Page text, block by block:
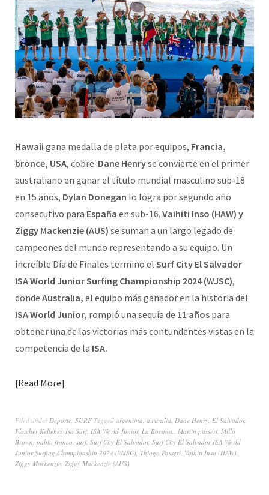
Hawaii gana medalla de plata por equipos, Francia,
bronce, USA, cobre. Dane Henryse convierte en el primer
australiano en ganar el título mundial masculino sub-18
en 15 años, Dylan Donegan lo logra por segundo año
consecutivo para España en sub-16. Vaihiti Inso (HAW) y
Ziggy Mackenzie (AUS) se suman a un largo legado de
campeones del mundo representando a su equipo. Un
increíble Día de Finales termino el Surf City El Salvador
ISA World Junior Surfing Championship 2024 (WJSC),
donde Australia, el equipo más ganador en la historia del
ISA World Junior, rompió una sequía de 11 años para
obtener una de las victorias más contundentes vistas en la
competencia de la ISA.
Read More
Filed under Deporte SURF Tagged argentina australia Dane Henry El Salvador,
Fletcher Kelleher, Isa Surf, ISA World Junior, La Bocana. Martin passeri Milla
Brown pablo franco surf, Surf City El Salvador, Surf City El Salvador ISA World
Junior Surfing Championship 2024 (WJSC) Thiago Passeri Vaihiti Inso (HAW)
Ziggy Mackenzie Ziggy Mackenzie (AUS)